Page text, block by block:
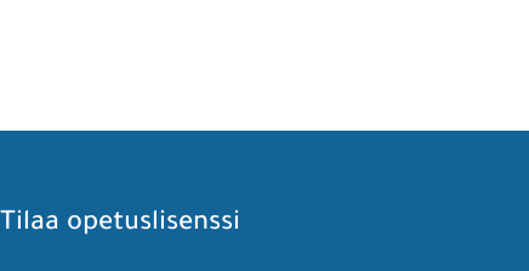
Tilaa opetuslisenssi